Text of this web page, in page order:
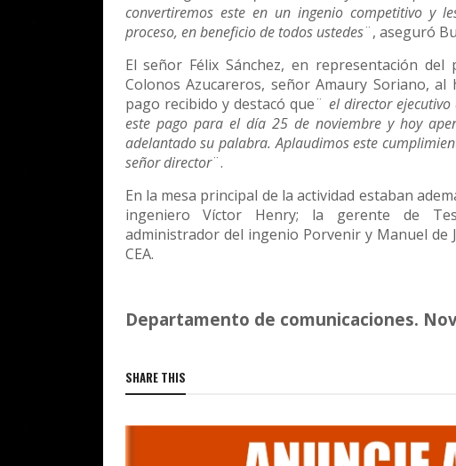
convertiremos este en un ingenio competitivo y
proceso, en beneficio de todos ustedes¨, aseguró
El señor Félix Sánchez, en representación
Colonos Azucareros, señor Amaury Soriano,
pago recibido y destacó que¨ el director ejecutivo
este pago para el día 25 de noviembre y hoy
adelantado su palabra. Aplaudimos este
señor director¨.
En la mesa principal de la actividad estaban
ingeniero Víctor Henry; la gerente de
administrador del ingenio Porvenir y Manuel de
CEA.
Departamento de comunicaciones.
SHARE THIS